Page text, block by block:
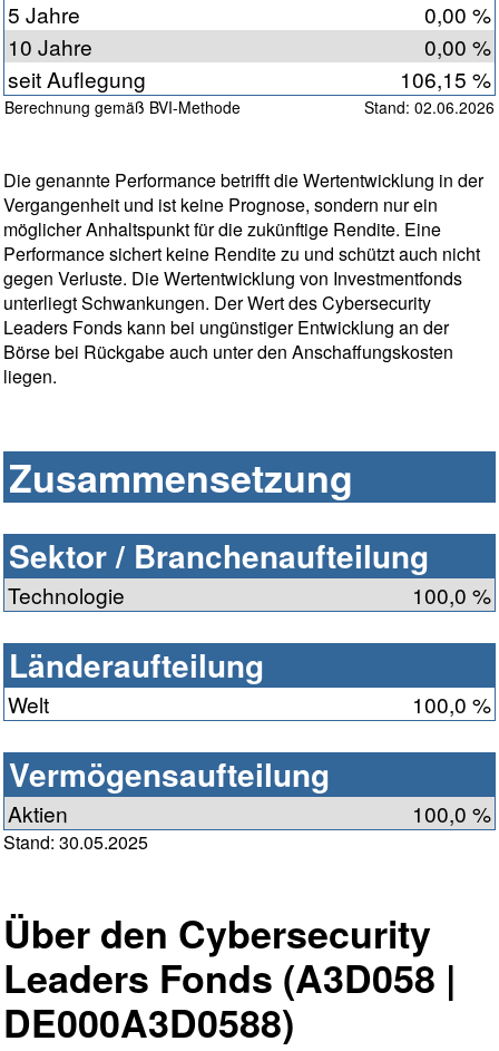
5 Jahre
0,00 %
10 Jahre
0,00 %
seit Auflegung
106,15 %
Berechnung gemäß BVI-Methode Stand: 02.06.2026
Die genannte Performance betrifft die Wertentwicklung in der
Vergangenheit und ist keine Prognose, sondern nur ein
möglicher Anhaltspunkt für die zukünftige Rendite. Eine
Performance sichert keine Rendite zu und schützt auch nicht
gegen Verluste. Die Wertentwicklung von Investmentfonds
unterliegt Schwankungen. Der Wert des Cybersecurity
Leaders Fonds kann bei ungünstiger Entwicklung an der
Börse bei Rückgabe auch unter den Anschaffungskosten
liegen.
Zusammensetzung
Sektor / Branchenaufteilung
Technologie 100,0 %
Länderaufteilung
Welt 100,0 %
Vermögensaufteilung
Aktien 100,0 %
Stand: 30.05.2025
Über den Cybersecurity
Leaders Fonds (A3D058 |
DE000A3D0588)